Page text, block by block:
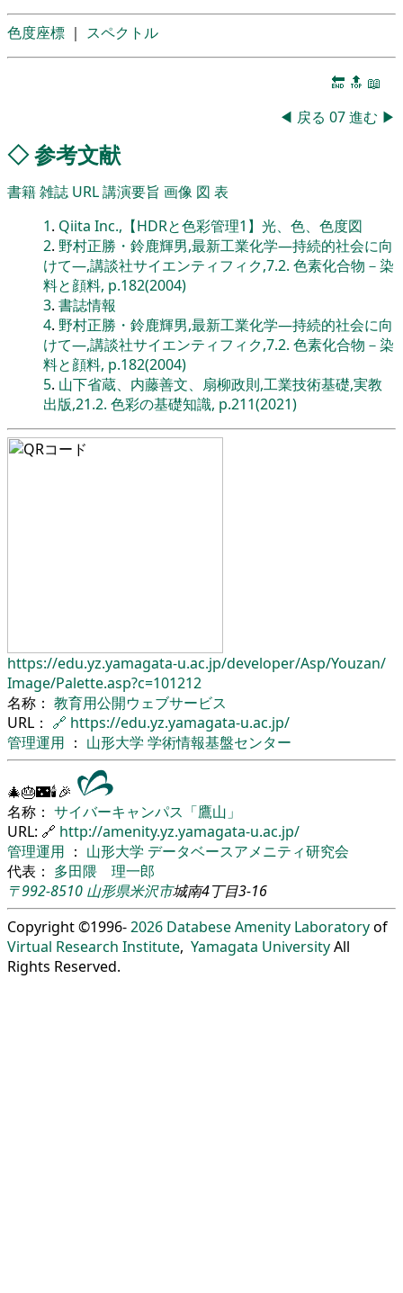
色度座標 ｜ スペクトル
🔚 🔝 📖
◀ 戻る 07進む ▶
◇参考文献
書籍雑誌 URL講演要旨 画像 図 表
1. Qiita Inc.,【HDRと色彩管理1】光、色、色度図
2. 野村正勝・鈴鹿輝男,最新工業化学―持続的社会に向
けて―,講談社サイエンティフィク,7.2. 色素化合物－染
料と顔料, p.182(2004)
3. 書誌情報
4. 野村正勝・鈴鹿輝男,最新工業化学―持続的社会に向
けて―,講談社サイエンティフィク,7.2. 色素化合物－染
料と顔料, p.182(2004)
5. 山下省蔵、内藤善文、扇柳政則,工業技術基礎,実教
出版,21.2. 色彩の基礎知識, p.211(2021)
https://edu.yz.yamagata-u.ac.jp/developer/Asp/Youzan/
Image/Palette.asp?c=101212
名称： 教育用公開ウェブサービス
URL： 🔗 https://edu.yz.yamagata-u.ac.jp/
管理運用 ： 山形大学 学術情報基盤センター
🎄🎂🌃🕯🎉
名称： サイバーキャンパス「鷹山」
URL: 🔗 http://amenity.yz.yamagata-u.ac.jp/
管理運用 ： 山形大学 データベースアメニティ研究会
代表： 多田隈 理一郎
〒992-8510 山形県米沢市城南4丁目3-16
Copyright ©1996-2026 Databese Amenity Laboratoryof
Virtual Research Institute, Yamagata UniversityAll
Rights Reserved.